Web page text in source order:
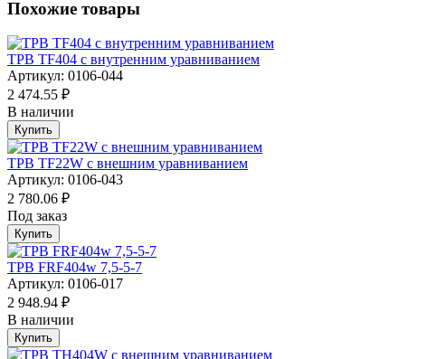
Похожие товары
ТРВ TF404 с внутренним уравниванием
Артикул: 0106-044
2 474.55 ₽
В наличии
Купить
ТРВ TF22W с внешним уравниванием
Артикул: 0106-043
2 780.06 ₽
Под заказ
Купить
ТРВ FRF404w 7,5-5-7
Артикул: 0106-017
2 948.94 ₽
В наличии
Купить